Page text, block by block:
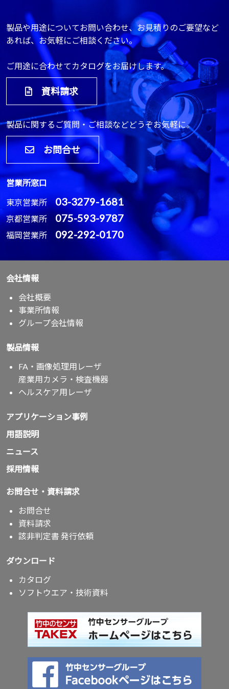
製品や用途についてお問い合わせ、お見積りのご要望など
あれば、お気軽にご相談ください。
ご用途に合わせてカタログをお届けします。
資料請求
製品に関するご質問・ご相談などどうぞお気軽に。
お問合せ
営業所窓口
東京営業所03-3279-1681
京都営業所 075-593-9787
福岡営業所 092-292-0170
会社情報
会社概要
事業所情報
グループ会社情報
製品情報
FA・画像処理用レーザ
産業用カメラ・検査機器
ヘルスケア用レーザ
アプリケーション事例
用語説明
ニュース
採用情報
お問合せ・資料請求
お問合せ
資料請求
該非判定書 発行依頼
ダウンロード
カタログ
ソフトウエア・技術資料